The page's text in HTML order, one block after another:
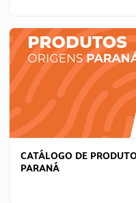
CATÁLOGO DE
PARANÁ